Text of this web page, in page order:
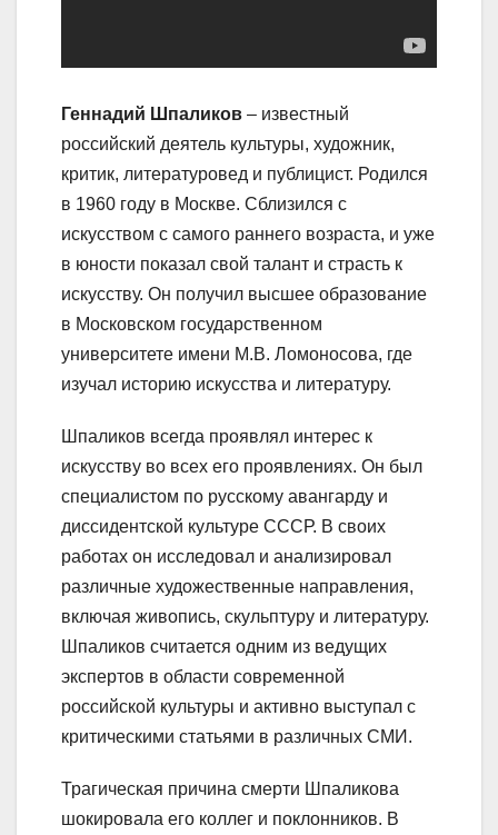
Геннадий Шпаликов – известный
российский деятель культуры, художник,
критик, литературовед и публицист. Родился
в 1960 году в Москве. Сблизился с
искусством с самого раннего возраста, и уже
в юности показал свой талант и страсть к
искусству. Он получил высшее образование
в Московском государственном
университете имени М.В. Ломоносова, где
изучал историю искусства и литературу.
Шпаликов всегда проявлял интерес к
искусству во всех его проявлениях. Он был
специалистом по русскому авангарду и
диссидентской культуре СССР. В своих
работах он исследовал и анализировал
различные художественные направления,
включая живопись, скульптуру и литературу.
Шпаликов считается одним из ведущих
экспертов в области современной
российской культуры и активно выступал с
критическими статьями в различных СМИ.
Трагическая причина смерти Шпаликова
шокировала его коллег и поклонников. В